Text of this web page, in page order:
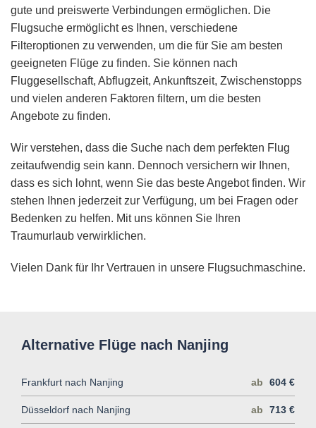
gute und preiswerte Verbindungen ermöglichen. Die
Flugsuche ermöglicht es Ihnen, verschiedene
Filteroptionen zu verwenden, um die für Sie am besten
geeigneten Flüge zu finden. Sie können nach
Fluggesellschaft, Abflugzeit, Ankunftszeit, Zwischenstopps
und vielen anderen Faktoren filtern, um die besten
Angebote zu finden.
Wir verstehen, dass die Suche nach dem perfekten Flug
zeitaufwendig sein kann. Dennoch versichern wir Ihnen,
dass es sich lohnt, wenn Sie das beste Angebot finden. Wir
stehen Ihnen jederzeit zur Verfügung, um bei Fragen oder
Bedenken zu helfen. Mit uns können Sie Ihren
Traumurlaub verwirklichen.
Vielen Dank für Ihr Vertrauen in unsere Flugsuchmaschine.
Alternative Flüge nach Nanjing
Frankfurt nach Nanjing ab 604 €
Düsseldorf nach Nanjing ab 713 €